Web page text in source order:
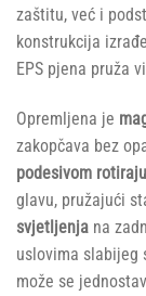
zaštitu, već i
konstrukcija
EPS pjena pruža
Opremljena je
zakopčava bez
podesivom
glavu, pružajući
svjetljenja na
uslovima slabijeg
može se